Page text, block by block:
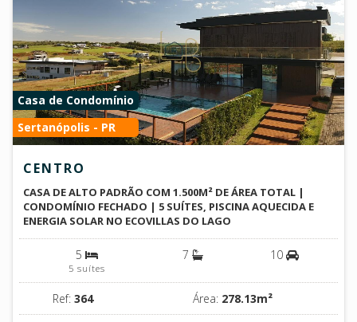
Casa de Condomínio
Sertanópolis - PR
CENTRO
CASA DE ALTO PADRÃO COM 1.500M² DE ÁREA TOTAL |
CONDOMÍNIO FECHADO | 5 SUÍTES, PISCINA AQUECIDA E
ENERGIA SOLAR NO ECOVILLAS DO LAGO
5
5 suítes
7 10
Ref: 364 Área: 278.13m²